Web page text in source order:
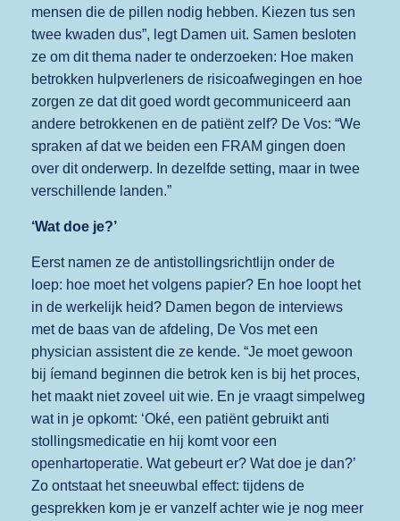
mensen die de pillen nodig hebben. Kiezen tus sen
twee kwaden dus”, legt Damen uit. Samen besloten
ze om dit thema nader te onderzoeken: Hoe maken
betrokken hulpverleners de risicoafwegingen en hoe
zorgen ze dat dit goed wordt gecommuniceerd aan
andere betrokkenen en de patiënt zelf? De Vos: “We
spraken af dat we beiden een FRAM gingen doen
over dit onderwerp. In dezelfde setting, maar in twee
verschillende landen.”
‘Wat doe je?’
Eerst namen ze de antistollingsrichtlijn onder de
loep: hoe moet het volgens papier? En hoe loopt het
in de werkelijk heid? Damen begon de interviews
met de baas van de afdeling, De Vos met een
physician assistent die ze kende. “Je moet gewoon
bij íemand beginnen die betrok ken is bij het proces,
het maakt niet zoveel uit wie. En je vraagt simpelweg
wat in je opkomt: ‘Oké, een patiënt gebruikt anti
stollingsmedicatie en hij komt voor een
openhartoperatie. Wat gebeurt er? Wat doe je dan?’
Zo ontstaat het sneeuwbal effect: tijdens de
gesprekken kom je er vanzelf achter wie je nog meer